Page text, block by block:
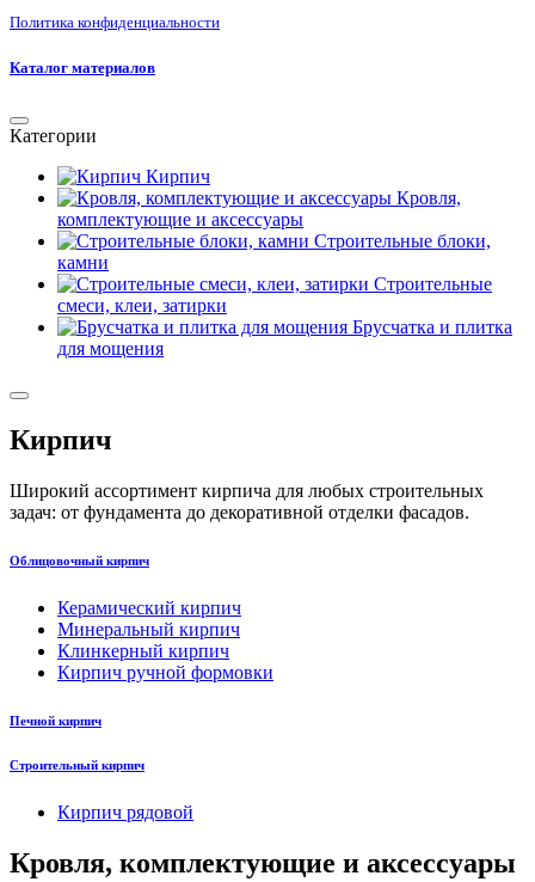
Политика конфиденциальности
Каталог материалов
Категории
Кирпич
Кровля,
комплектующие и аксессуары
Строительные блоки,
камни
Строительные
смеси, клеи, затирки
Брусчатка и плитка
для мощения
Кирпич
Широкий ассортимент кирпича для любых строительных
задач: от фундамента до декоративной отделки фасадов.
Облицовочный кирпич
Керамический кирпич
Минеральный кирпич
Клинкерный кирпич
Кирпич ручной формовки
Печной кирпич
Строительный кирпич
Кирпич рядовой
Кровля, комплектующие и аксессуары